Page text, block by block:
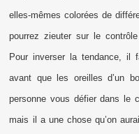
elles-mêmes colorées de
pourrez zieuter sur le
Pour inverser la tendance, il
avant que les oreilles d’un
personne vous défier dans le
mais il a une chose qu’on